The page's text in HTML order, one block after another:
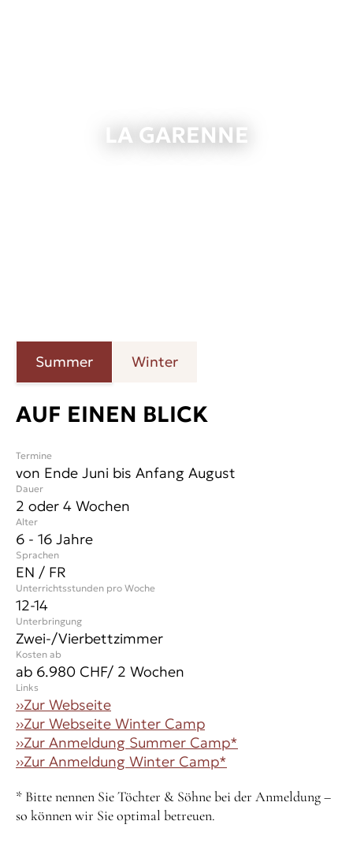
LA GARENNE
Summer Winter
AUF EINEN BLICK
Alter
6 - 16 Jahre
Kosten ab
ab 6.980 CHF/ 2 Wochen
Links
››Zur Webseite
››Zur Webseite Winter Camp
››Zur Anmeldung Summer Camp*
››Zur Anmeldung Winter Camp*
Sprachen
EN / FR
Termine
von Ende Juni bis Anfang August
Unterrichtsstunden pro Woche
12-14
Dauer
2 oder 4 Wochen
Unterbringung
Zwei-/Vierbettzimmer
* Bitte nennen Sie Töchter & Söhne bei der Anmeldung –
so können wir Sie optimal betreuen.